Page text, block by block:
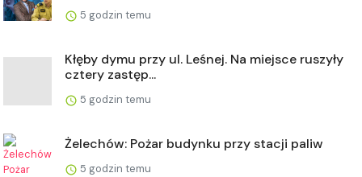
5 godzin temu
Kłęby dymu przy ul. Leśnej. Na miejsce ruszyły
cztery zastęp...
5 godzin temu
Żelechów: Pożar budynku przy stacji paliw
5 godzin temu